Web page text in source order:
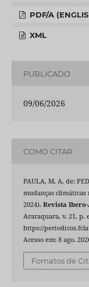
PDF/A
XML
PUBLICADO
09/06/2026
COMO CITAR
PAULA, M. A. de;
mudanças climáticas
2024). Revista
Araraquara, v. 21, p.
https://
Acesso em: 8 ago.
Fomatos de